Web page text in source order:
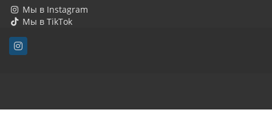
Мы в Instagram
Мы в TikTok